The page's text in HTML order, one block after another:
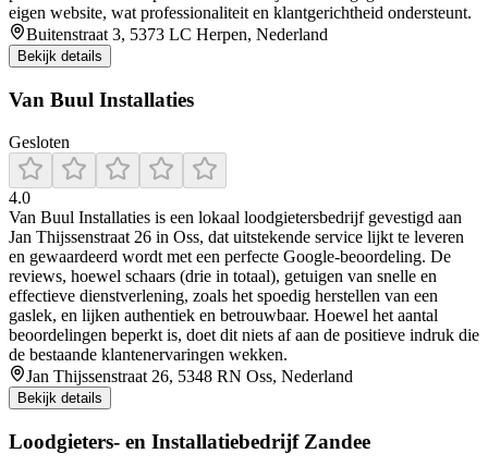
eigen website, wat professionaliteit en klantgerichtheid ondersteunt.
Buitenstraat 3, 5373 LC Herpen, Nederland
Bekijk details
Van Buul Installaties
Gesloten
4.0
Van Buul Installaties is een lokaal loodgietersbedrijf gevestigd aan
Jan Thijssenstraat 26 in Oss, dat uitstekende service lijkt te leveren
en gewaardeerd wordt met een perfecte Google-beoordeling. De
reviews, hoewel schaars (drie in totaal), getuigen van snelle en
effectieve dienstverlening, zoals het spoedig herstellen van een
gaslek, en lijken authentiek en betrouwbaar. Hoewel het aantal
beoordelingen beperkt is, doet dit niets af aan de positieve indruk die
de bestaande klantenervaringen wekken.
Jan Thijssenstraat 26, 5348 RN Oss, Nederland
Bekijk details
Loodgieters- en Installatiebedrijf Zandee